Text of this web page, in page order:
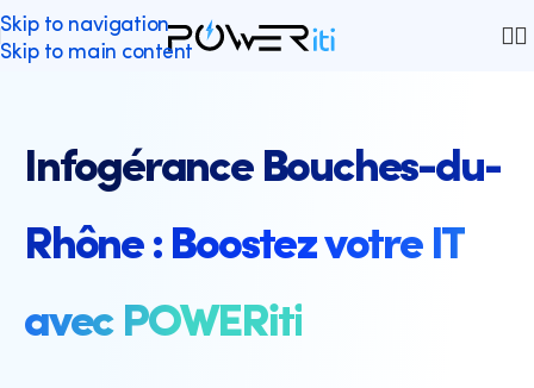
Skip to navigation
Skip to main content
Infogérance Bouches-du-
Rhône : Boostez votre IT
avec POWERiti